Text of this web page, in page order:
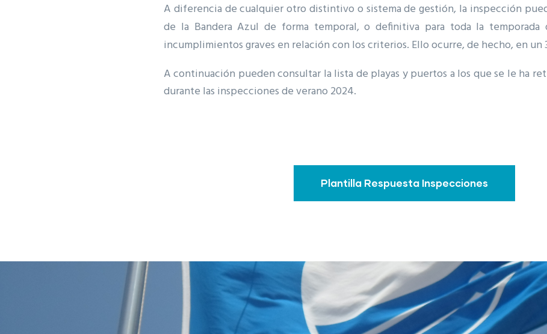
A diferencia de cualquier otro distintivo o sistema de gestión, la inspección
de la Bandera Azul de forma temporal, o definitiva para toda la temporada
incumplimientos graves en relación con los criterios. Ello ocurre, de hecho, en un
A continuación pueden consultar la lista de playas y puertos a los que se le ha
durante las inspecciones de verano 2024.
Plantilla Respuesta Inspecciones